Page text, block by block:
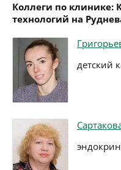
Коллеги по клинике:
технологий на
детский